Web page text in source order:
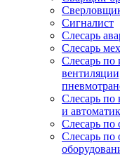
Сигналист
Слесарь
Слесарь
Слесарь по
Слесарь по
и
Слесарь
Слесарь